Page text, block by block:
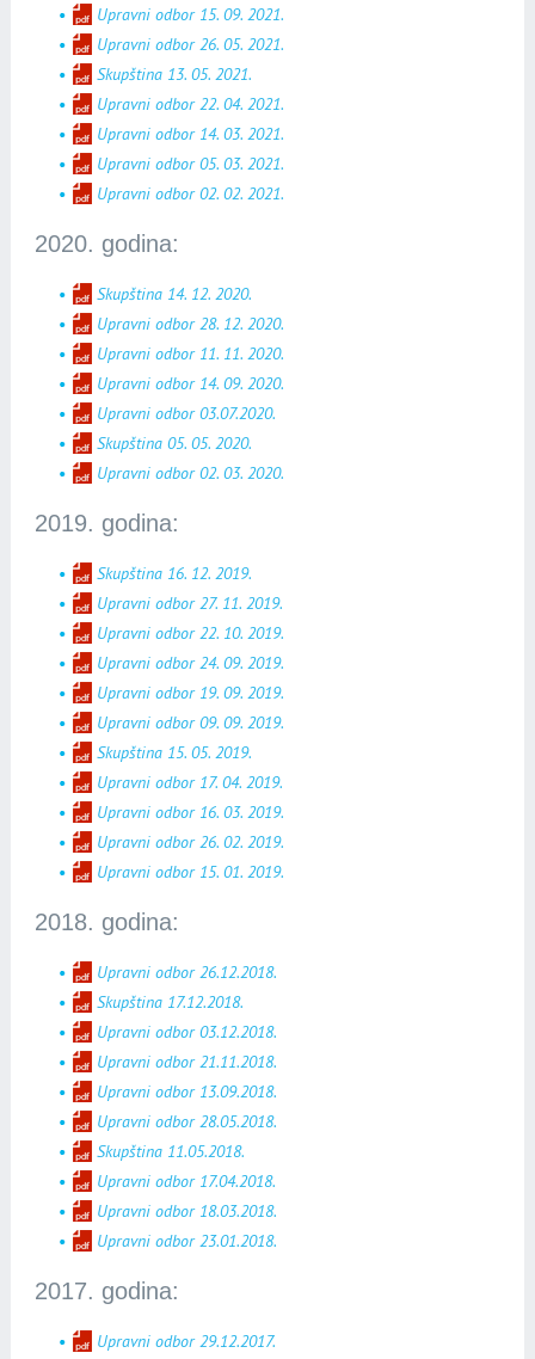
Upravni odbor 15. 09. 2021.
Upravni odbor 26. 05. 2021.
Skupština 13. 05. 2021.
Upravni odbor 22. 04. 2021.
Upravni odbor 14. 03. 2021.
Upravni odbor 05. 03. 2021.
Upravni odbor 02. 02. 2021.
2020. godina:
Skupština 14. 12. 2020.
Upravni odbor 28. 12. 2020.
Upravni odbor 11. 11. 2020.
Upravni odbor 14. 09. 2020.
Upravni odbor 03.07.2020.
Skupština 05. 05. 2020.
Upravni odbor 02. 03. 2020.
2019. godina:
Skupština 16. 12. 2019.
Upravni odbor 27. 11. 2019.
Upravni odbor 22. 10. 2019.
Upravni odbor 24. 09. 2019.
Upravni odbor 19. 09. 2019.
Upravni odbor 09. 09. 2019.
Skupština 15. 05. 2019.
Upravni odbor 17. 04. 2019.
Upravni odbor 16. 03. 2019.
Upravni odbor 26. 02. 2019.
Upravni odbor 15. 01. 2019.
2018. godina:
Upravni odbor 26.12.2018.
Skupština 17.12.2018.
Upravni odbor 03.12.2018.
Upravni odbor 21.11.2018.
Upravni odbor 13.09.2018.
Upravni odbor 28.05.2018.
Skupština 11.05.2018.
Upravni odbor 17.04.2018.
Upravni odbor 18.03.2018.
Upravni odbor 23.01.2018.
2017. godina:
Upravni odbor 29.12.2017.